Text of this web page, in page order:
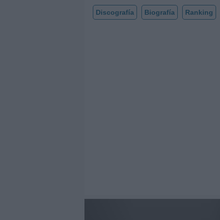
Discografía Biografía Ranking